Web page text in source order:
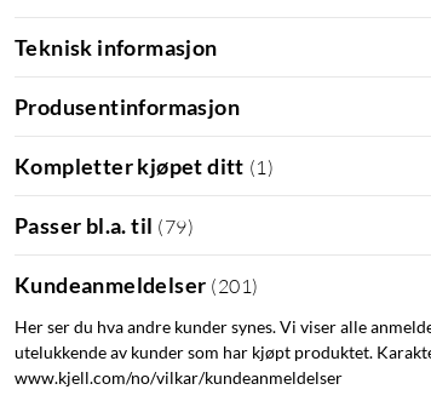
Teknisk informasjon
Produsentinformasjon
Kompletter kjøpet ditt (1 )
Passer bl.a. til (79)
Kundeanmeldelser (201 )
Her ser du hva andre kunder synes. Vi viser alle
utelukkende av kunder som har kjøpt produktet.
www.kjell.com/no/vilkar/kundeanmeldelser